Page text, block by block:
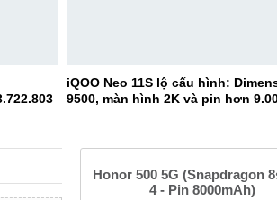
iQOO Neo 11S lộ cấu hình:
9500, màn hình 2K và pin hơn
Honor 500 5G (Snapdragon
4 - Pin 8000mAh)